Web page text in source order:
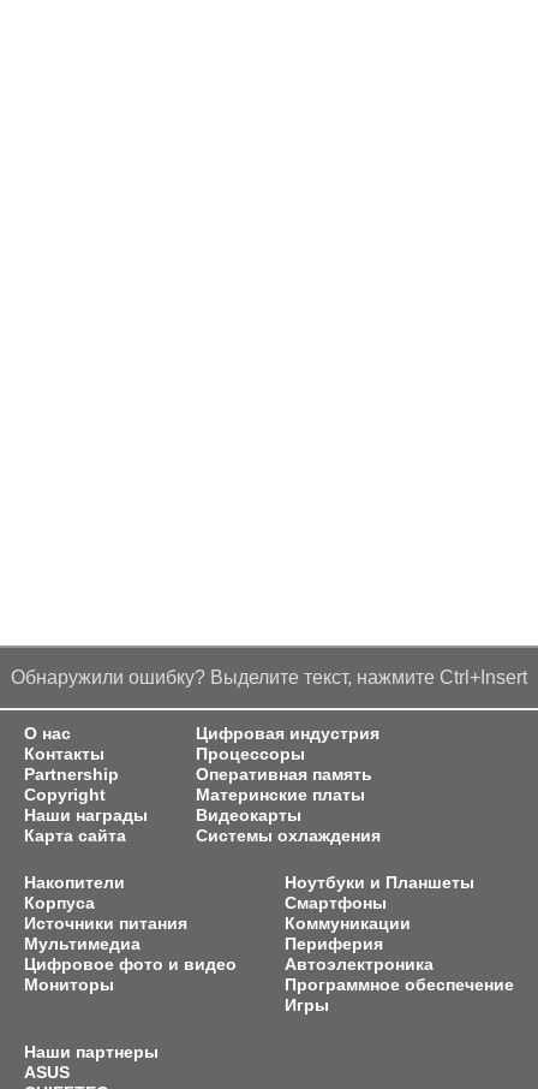
Обнаружили ошибку? Выделите текст, нажмите Ctrl+Insert
О нас
Контакты
Partnership
Copyright
Наши награды
Карта сайта
Цифровая индустрия
Процессоры
Оперативная память
Материнские платы
Видеокарты
Системы охлаждения
Накопители
Корпуса
Источники питания
Мультимедиа
Цифровое фото и видео
Мониторы
Ноутбуки и Планшеты
Смартфоны
Коммуникации
Периферия
Автоэлектроника
Программное обеспечение
Игры
Наши партнеры
ASUS